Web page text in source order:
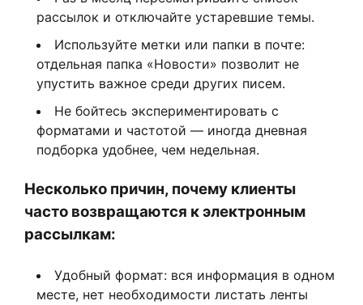
рассылок и отключайте устаревшие темы.
Используйте метки или папки в почте:
отдельная папка «Новости» позволит не
упустить важное среди других писем.
Не бойтесь экспериментировать с
форматами и частотой — иногда дневная
подборка удобнее, чем недельная.
Несколько причин, почему клиенты
часто возвращаются к электронным
рассылкам:
Удобный формат: вся информация в одном
месте, нет необходимости листать ленты